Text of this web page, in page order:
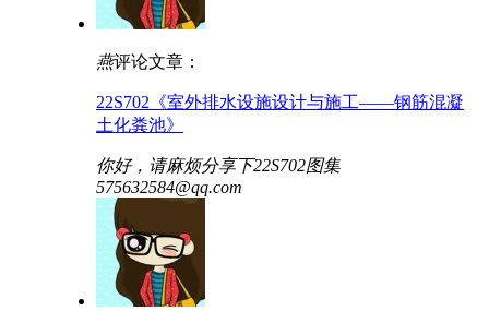
燕评论文章：
22S702《室外排水设施设计与施工——钢筋混凝
土化粪池》
你好，请麻烦分享下22S702图集
575632584@qq.com